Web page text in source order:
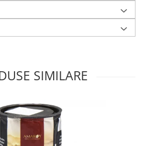
SIMILARE